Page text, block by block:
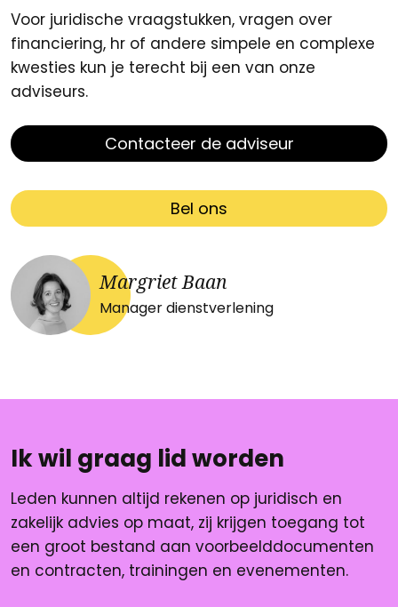
Voor juridische vraagstukken, vragen over
financiering, hr of andere simpele en complexe
kwesties kun je terecht bij een van onze
adviseurs.
Contacteer de adviseur
Bel ons
Margriet Baan
Manager dienstverlening
Ik wil graag lid worden
Leden kunnen altijd rekenen op juridisch en
zakelijk advies op maat, zij krijgen toegang tot
een groot bestand aan voorbeelddocumenten
en contracten, trainingen en evenementen.